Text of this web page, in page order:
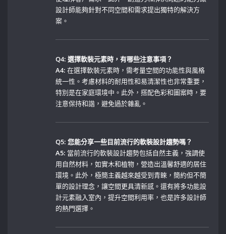
設計師能夠針對不同空間和需求提出獨特的解決方
案。
Q4: ​選擇軟裝元素時，有哪些注意事項？
A4: 在選擇軟裝元素時，需考量空間的功能性與風格
統一性。考慮材料的耐用性和易清潔性也非常重要，
特別是在家庭環境中。此外，搭配色彩和圖案時，要
注意保持和諧，避免過於雜亂。
Q5: 您能分享一些目前流行的軟裝設計趨勢嗎？
A5: 當前流行的軟裝設計趨勢包括自然主義，強調使
用自然材料，如實木和植物，營造出溫馨舒適的居住
環境。此外，極簡主義越來越受到青睞，簡約但不簡
單的設計理念，讓空間更具清新感。還有將多功能設
計元素融入室內，提升空間利用率，也是許多設計師
的熱門選擇。